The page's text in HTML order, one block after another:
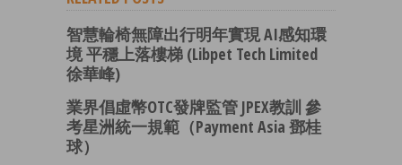
智慧輪椅無障出行明年實現 AI感知環
境 平穩上落樓梯 (Libpet Tech Limited
徐華峰)
業界倡虛幣OTC發牌監管 JPEX教訓 參
考星洲統一規範（Payment Asia 鄧桂
球）